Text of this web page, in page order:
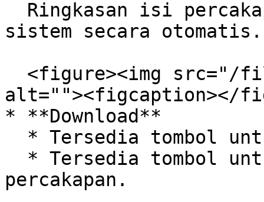
sistem secara otomatis.
alt=""><figcaption></
* **Download**